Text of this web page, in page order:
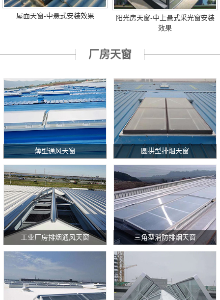
屋面天窗-中悬式安装效果
阳光房天窗-中上悬式采光窗安装
效果
厂房天窗
薄型通风天窗 圆拱型排烟天窗
工业厂房排烟通风天窗 三角型消防排烟天窗